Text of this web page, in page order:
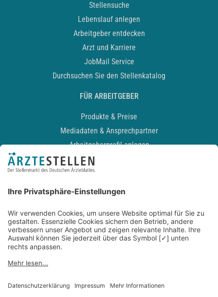
Stellensuche
Lebenslauf anlegen
Arbeitgeber entdecken
Arzt und Karriere
JobMail Service
Durchsuchen Sie den Stellenkatalog
FÜR ARBEITGEBER
Produkte & Preise
Mediadaten & Ansprechpartner
Arbeitgeberprofil anlegen
Recruiting-Podcast
Kontakt
Datenschutz
Newsletter